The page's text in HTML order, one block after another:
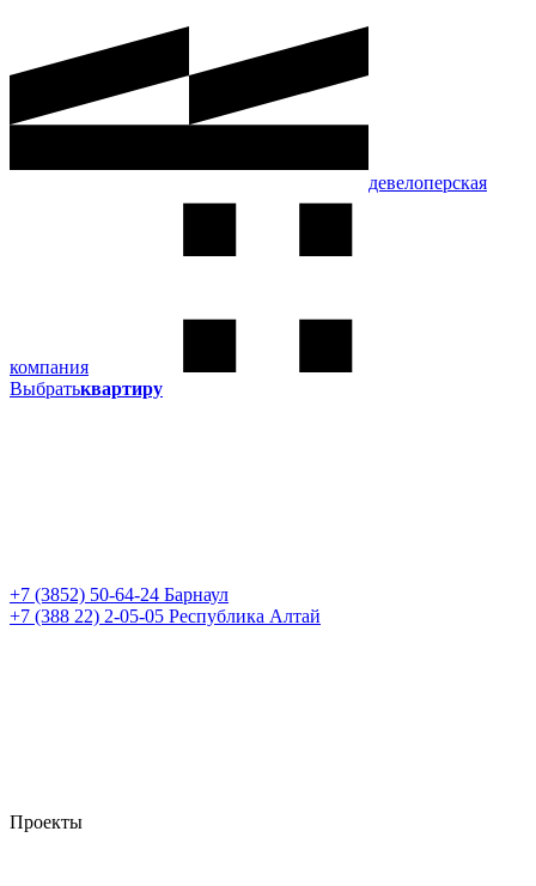
девелоперская
компания
Выбратьквартиру
+7 (3852) 50-64-24 Барнаул
+7 (388 22) 2-05-05 Республика Алтай
Проекты